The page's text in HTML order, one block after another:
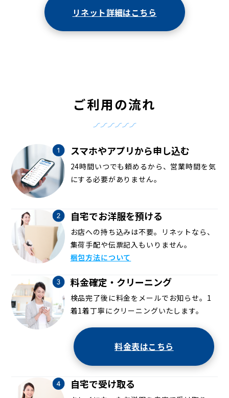
リネット詳細はこちら
ご利用の流れ
スマホやアプリから申し込む
24時間いつでも頼めるから、営業時間を気
にする必要がありません。
自宅でお洋服を預ける
お店への持ち込みは不要。リネットなら、
集荷手配や伝票記入もいりません。
梱包方法について
料金確定・クリーニング
検品完了後に料金をメールでお知らせ。1
着1着丁寧にクリーニングいたします。
料金表はこちら
自宅で受け取る